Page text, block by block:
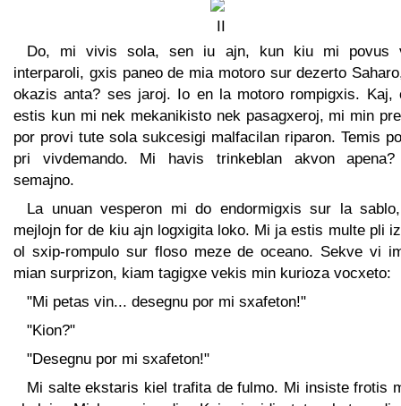
Do, mi vivis sola, sen iu ajn, kun kiu mi povus
interparoli, gxis paneo de mia motoro sur dezerto
okazis anta? ses jaroj. Io en la motoro rompigxis. Kaj,
estis kun mi nek mekanikisto nek pasagxeroj, mi min
por provi tute sola sukcesigi malfacilan riparon. Temis
pri vivdemando. Mi havis trinkeblan akvon
semajno.
La unuan vesperon mi do endormigxis sur la
mejlojn for de kiu ajn logxigita loko. Mi ja estis multe pli
ol sxip-rompulo sur floso meze de oceano. Sekve vi
mian surprizon, kiam tagigxe vekis min kurioza vocxeto:
"Mi petas vin... desegnu por mi sxafeton!"
"Kion?"
"Desegnu por mi sxafeton!"
Mi salte ekstaris kiel trafita de fulmo. Mi insiste frotis